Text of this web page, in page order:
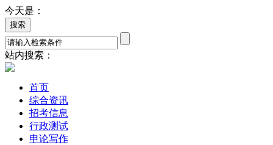
今天是：
站内搜索：
首页
综合资讯
招考信息
行政测试
申论写作